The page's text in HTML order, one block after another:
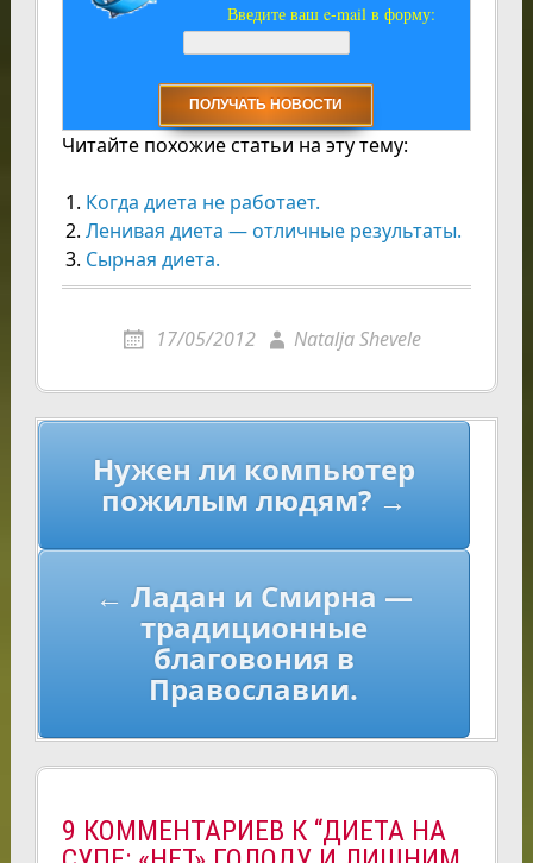
Введите ваш e-mail в форму:
Читайте похожие статьи на эту тему:
Когда диета не работает.
Ленивая диета — отличные результаты.
Сырная диета.
17/05/2012 Natalja Shevele
Навигация
записям
Нужен ли компьютер
пожилым людям? →
← Ладан и Смирна —
традиционные
благовония в
Православии.
9 КОММЕНТАРИЕВ К “ДИЕТА НА